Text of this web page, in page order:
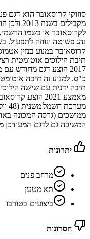
תיבת הילוכים אוטומטית
כ"ס. למנוע זה תיבה
תיבה ידנית עם שישה
מאמצע 2021
ממושכים (גרסה המכונה
המשיכה גם לדגם המעודכן מ-
יתרונות
מרחב פנים
תא מטען
ביצועים בטורבו
חסרונות